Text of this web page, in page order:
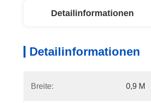
Detailinformationen
Detailinformationen
Breite: 0,9 M